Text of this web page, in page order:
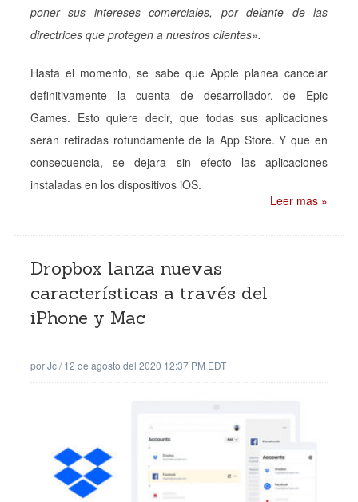
poner sus intereses comerciales, por delante de las
directrices que protegen a nuestros clientes».
Hasta el momento, se sabe que Apple planea cancelar
definitivamente la cuenta de desarrollador, de Epic
Games. Esto quiere decir, que todas sus aplicaciones
serán retiradas rotundamente de la App Store. Y que en
consecuencia, se dejara sin efecto las aplicaciones
instaladas en los dispositivos iOS.
Leer mas »
Dropbox lanza nuevas
características a través del
iPhone y Mac
porJc/12 de agosto del 2020 12:37 PM EDT